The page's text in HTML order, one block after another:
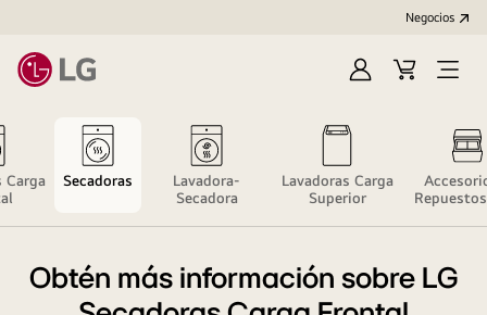
Negocios
IniciarCarrito
compras
Open
Carga
Secadoras
Lavadora-
Secadora
Lavadoras Carga
Superior
Obtén más información sobre LG